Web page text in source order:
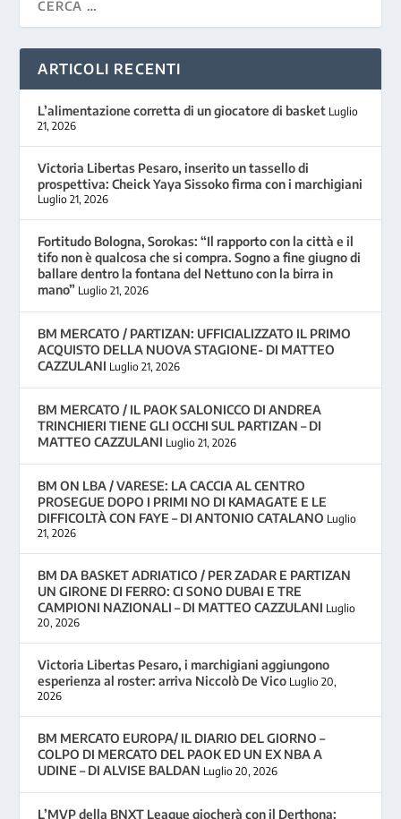
ARTICOLI RECENTI
L’alimentazione corretta di un giocatore di basket Luglio
21, 2026
Victoria Libertas Pesaro, inserito un tassello di
prospettiva: Cheick Yaya Sissoko firma con i marchigiani
Luglio 21, 2026
Fortitudo Bologna, Sorokas: “Il rapporto con la città e il
tifo non è qualcosa che si compra. Sogno a fine giugno di
ballare dentro la fontana del Nettuno con la birra in
mano” Luglio 21, 2026
BM MERCATO / PARTIZAN: UFFICIALIZZATO IL PRIMO
ACQUISTO DELLA NUOVA STAGIONE- DI MATTEO
CAZZULANI Luglio 21, 2026
BM MERCATO / IL PAOK SALONICCO DI ANDREA
TRINCHIERI TIENE GLI OCCHI SUL PARTIZAN – DI
MATTEO CAZZULANI Luglio 21, 2026
BM ON LBA / VARESE: LA CACCIA AL CENTRO
PROSEGUE DOPO I PRIMI NO DI KAMAGATE E LE
DIFFICOLTÀ CON FAYE – DI ANTONIO CATALANO Luglio
21, 2026
BM DA BASKET ADRIATICO / PER ZADAR E PARTIZAN
UN GIRONE DI FERRO: CI SONO DUBAI E TRE
CAMPIONI NAZIONALI – DI MATTEO CAZZULANI Luglio
20, 2026
Victoria Libertas Pesaro, i marchigiani aggiungono
esperienza al roster: arriva Niccolò De Vico Luglio 20,
2026
BM MERCATO EUROPA/ IL DIARIO DEL GIORNO –
COLPO DI MERCATO DEL PAOK ED UN EX NBA A
UDINE – DI ALVISE BALDAN Luglio 20, 2026
L’MVP della BNXT League giocherà con il Derthona: